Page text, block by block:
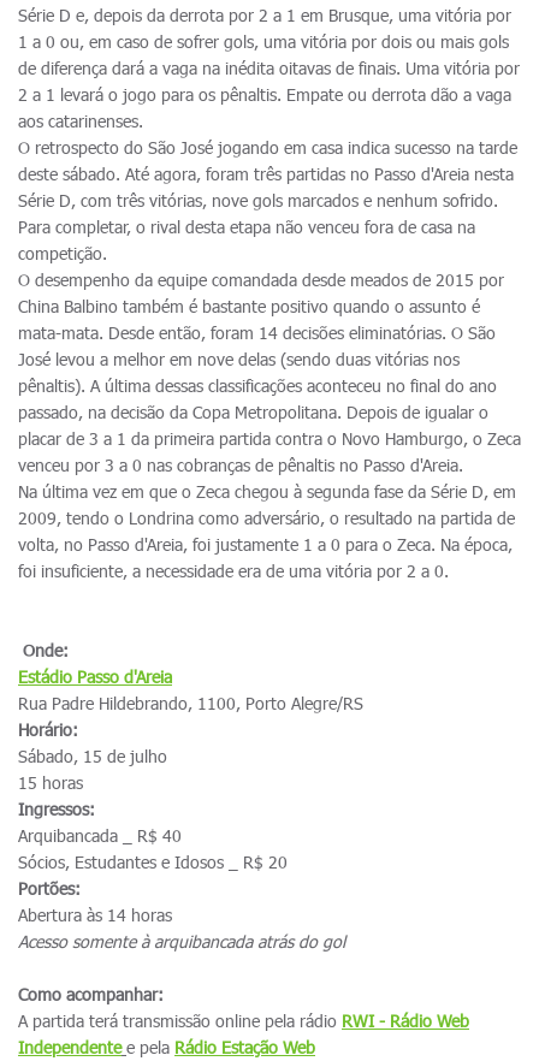
Série D e, depois da derrota por 2 a 1 em Brusque, uma vitória por
1 a 0 ou, em caso de sofrer gols, uma vitória por dois ou mais gols
de diferença dará a vaga na inédita oitavas de finais. Uma vitória por
2 a 1 levará o jogo para os pênaltis. Empate ou derrota dão a vaga
aos catarinenses.
O retrospecto do São José jogando em casa indica sucesso na tarde
deste sábado. Até agora, foram três partidas no Passo d'Areia nesta
Série D, com três vitórias, nove gols marcados e nenhum sofrido.
Para completar, o rival desta etapa não venceu fora de casa na
competição.
O desempenho da equipe comandada desde meados de 2015 por
China Balbino também é bastante positivo quando o assunto é
mata-mata. Desde então, foram 14 decisões eliminatórias. O São
José levou a melhor em nove delas (sendo duas vitórias nos
pênaltis). A última dessas classificações aconteceu no final do ano
passado, na decisão da Copa Metropolitana. Depois de igualar o
placar de 3 a 1 da primeira partida contra o Novo Hamburgo, o Zeca
venceu por 3 a 0 nas cobranças de pênaltis no Passo d'Areia.
Na última vez em que o Zeca chegou à segunda fase da Série D, em
2009, tendo o Londrina como adversário, o resultado na partida de
volta, no Passo d'Areia, foi justamente 1 a 0 para o Zeca. Na época,
foi insuficiente, a necessidade era de uma vitória por 2 a 0.
Onde:
Estádio Passo d'Areia
Rua Padre Hildebrando, 1100, Porto Alegre/RS
Horário:
Sábado, 15 de julho
15 horas
Ingressos:
Arquibancada _ R$ 40
Sócios, Estudantes e Idosos _ R$ 20
Portões:
Abertura às 14 horas
Acesso somente à arquibancada atrás do gol
Como acompanhar:
A partida terá transmissão online pela rádio RWI - Rádio Web
Independente e pela Rádio Estação Web